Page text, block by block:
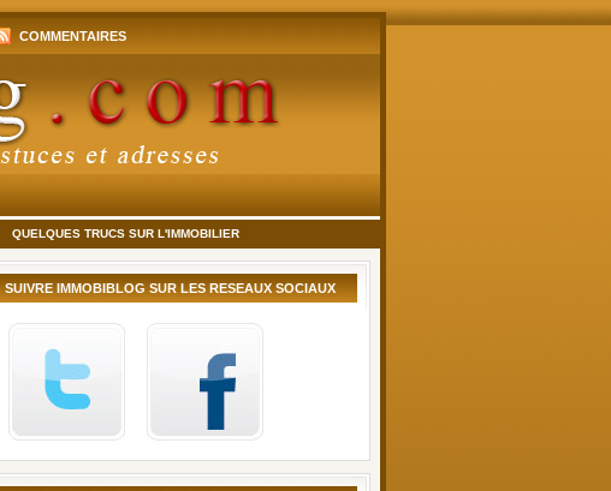
COMMENTAIRES
QUELQUES TRUCS SUR L'IMMOBILIER
SUIVRE IMMOBIBLOG SUR LES RESEAUX SOCIAUX